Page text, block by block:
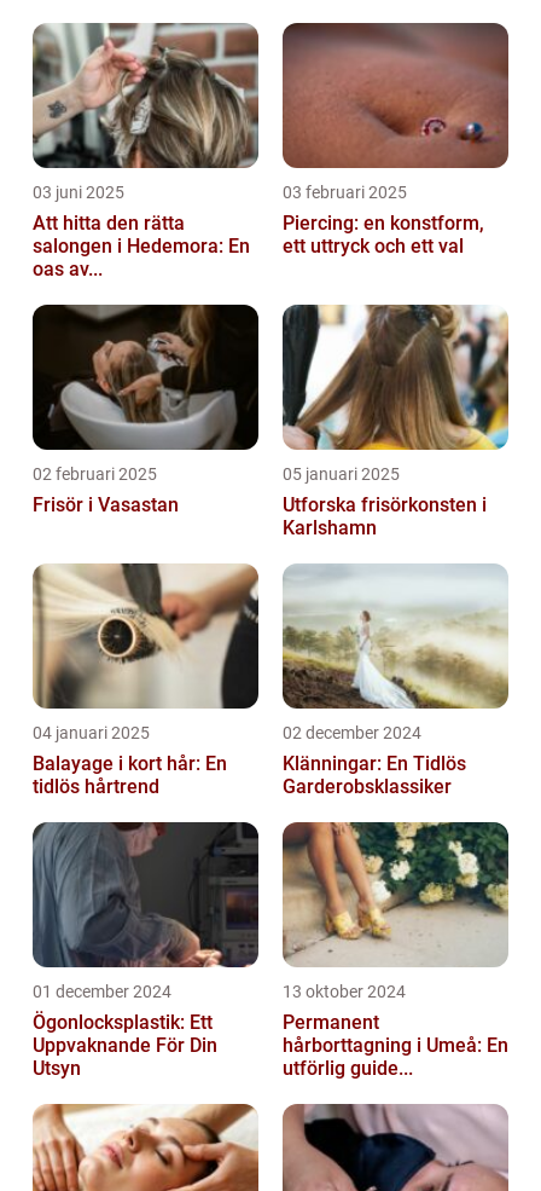
03 juni 2025
Att hitta den rätta
salongen i Hedemora: En
oas av...
03 februari 2025
Piercing: en konstform,
ett uttryck och ett val
02 februari 2025
Frisör i Vasastan
05 januari 2025
Utforska frisörkonsten i
Karlshamn
04 januari 2025
Balayage i kort hår: En
tidlös hårtrend
02 december 2024
Klänningar: En Tidlös
Garderobsklassiker
01 december 2024
Ögonlocksplastik: Ett
Uppvaknande För Din
Utsyn
13 oktober 2024
Permanent
hårborttagning i Umeå: En
utförlig guide...